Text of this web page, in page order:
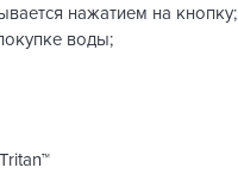
нажатием на кнопку;
воды;